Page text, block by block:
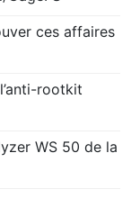
ces affaires
rootkit
WS 50 de la